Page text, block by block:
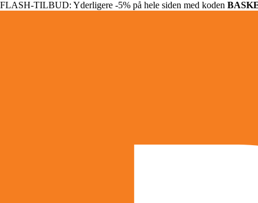
FLASH-TILBUD: Yderligere -5% på hele siden med koden